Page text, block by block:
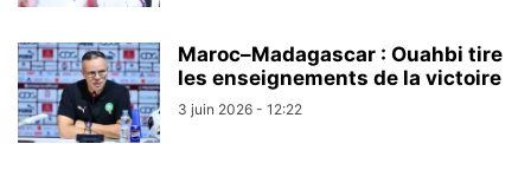
Maroc–Madagascar : Ouahbi tire
les enseignements de la victoire
3 juin 2026 - 12:22